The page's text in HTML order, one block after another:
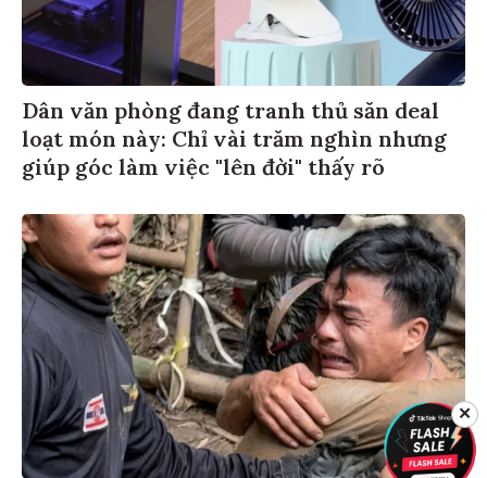
Dân văn phòng đang tranh thủ săn deal
loạt món này: Chỉ vài trăm nghìn nhưng
giúp góc làm việc "lên đời" thấy rõ
✕